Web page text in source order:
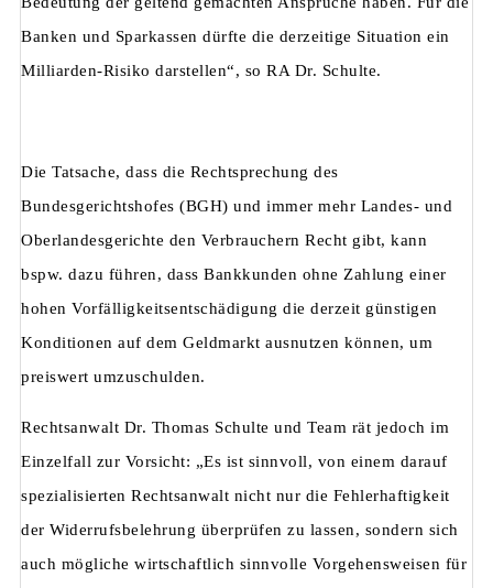
Banken und Sparkassen dürfte die derzeitige Situation ein
Milliarden-Risiko darstellen“, so RA Dr. Schulte.
Die Tatsache, dass die Rechtsprechung des
Bundesgerichtshofes (BGH) und immer mehr Landes- und
Oberlandesgerichte den Verbrauchern Recht gibt, kann
bspw. dazu führen, dass Bankkunden ohne Zahlung einer
hohen Vorfälligkeitsentschädigung die derzeit günstigen
Konditionen auf dem Geldmarkt ausnutzen können, um
preiswert umzuschulden.
Rechtsanwalt Dr. Thomas Schulte und Team rät jedoch im
Einzelfall zur Vorsicht: „Es ist sinnvoll, von einem darauf
spezialisierten Rechtsanwalt nicht nur die Fehlerhaftigkeit
der Widerrufsbelehrung überprüfen zu lassen, sondern sich
auch mögliche wirtschaftlich sinnvolle Vorgehensweisen für